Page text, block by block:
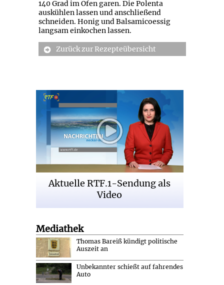
140 Grad im Ofen garen. Die Polenta
auskühlen lassen und anschließend
schneiden. Honig und Balsamicoessig
langsam einkochen lassen.
Zurück zur Rezepteübersicht
Aktuelle RTF.1-Sendung als
Video
Mediathek
Thomas Bareiß kündigt politische
Auszeit an
Unbekannter schießt auf fahrendes
Auto